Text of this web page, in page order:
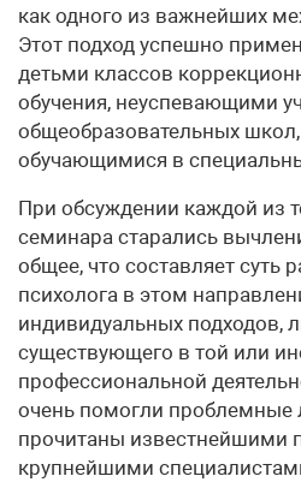
как одного из важнейших
Этот подход успешно
детьми классов
обучения, неуспевающими
общеобразовательных
обучающимися в
При обсуждении каждой из
семинара старались
общее, что составляет суть
психолога в этом
индивидуальных подходов,
существующего в той или
профессиональной
очень помогли проблемные
прочитаны известнейшими
крупнейшими